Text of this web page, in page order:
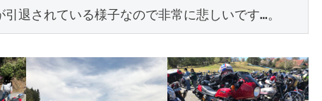
退されている様子なので非常に悲しいです…。